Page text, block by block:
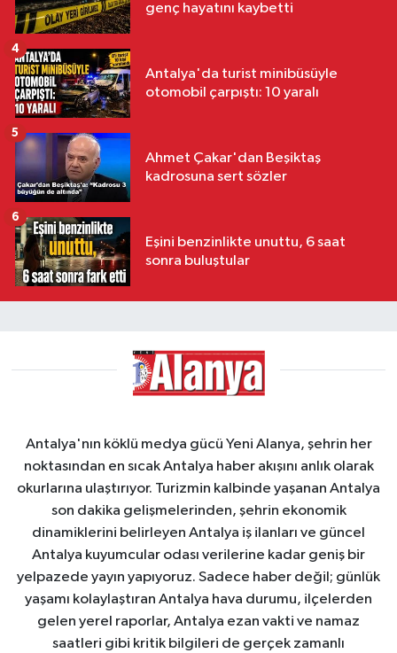
genç hayatını kaybetti
Antalya'da turist minibüsüyle
otomobil çarpıştı: 10 yaralı
4
Ahmet Çakar'dan Beşiktaş
kadrosuna sert sözler
5
Eşini benzinlikte unuttu, 6 saat
sonra buluştular
6
Antalya'nın köklü medya gücü Yeni Alanya, şehrin her
noktasından en sıcak Antalya haber akışını anlık olarak
okurlarına ulaştırıyor. Turizmin kalbinde yaşanan Antalya
son dakika gelişmelerinden, şehrin ekonomik
dinamiklerini belirleyen Antalya iş ilanları ve güncel
Antalya kuyumcular odası verilerine kadar geniş bir
yelpazede yayın yapıyoruz. Sadece haber değil; günlük
yaşamı kolaylaştıran Antalya hava durumu, ilçelerden
gelen yerel raporlar, Antalya ezan vakti ve namaz
saatleri gibi kritik bilgileri de gerçek zamanlı